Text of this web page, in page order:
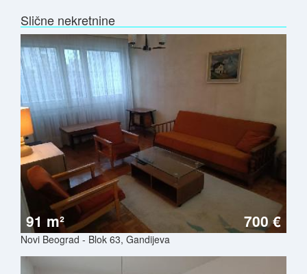
Slične nekretnine
91 m² 700 €
Novi Beograd - Blok 63, Gandijeva